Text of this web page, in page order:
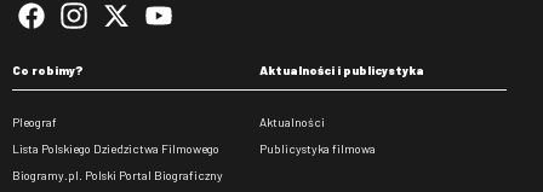
Co robimy?
Pleograf
Lista Polskiego Dziedzictwa Filmowego
Biogramy.pl. Polski Portal Biograficzny
Aktualności i publicystyka
Aktualności
Publicystyka filmowa